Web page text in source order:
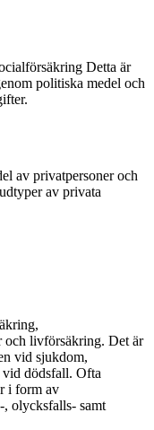
Detta är
politiska medel och
av privatpersoner och
av privata
och livförsäkring. Det är
vid sjukdom,
vid dödsfall. Ofta
i form av
, olycksfalls- samt